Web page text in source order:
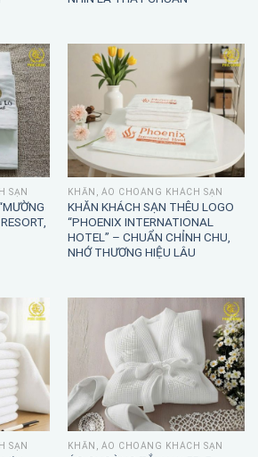
SẠN KHĂN, ÁO CHOÀNG KHÁCH SẠN
KHĂN KHÁCH SẠN THÊU LOGO
“PHOENIX INTERNATIONAL
HOTEL” – CHUẨN CHỈNH CHU,
NHỚ THƯƠNG HIỆU LÂU
SẠN KHĂN, ÁO CHOÀNG KHÁCH SẠN